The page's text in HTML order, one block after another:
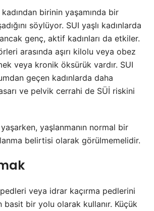
birinin yaşamında bir
söylüyor. SUI yaşlı kadınlarda
genç, aktif kadınları da etkiler.
arasında aşırı kilolu veya obez
veya kronik öksürük vardır. SUI
geçen kadınlarda daha
ve pelvik cerrahi de SÜİ riskini
yaşlanmanın normal bir
belirtisi olarak görülmemelidir.
veya idrar kaçırma pedlerini
basit bir yolu olarak kullanır. Küçük